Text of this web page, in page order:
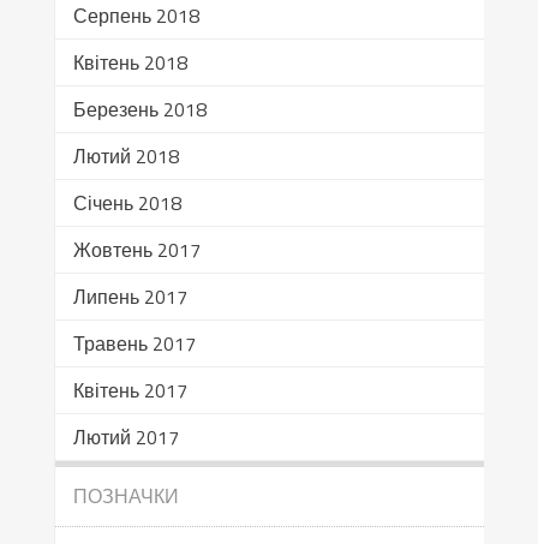
Серпень 2018
Квітень 2018
Березень 2018
Лютий 2018
Січень 2018
Жовтень 2017
Липень 2017
Травень 2017
Квітень 2017
Лютий 2017
ПОЗНАЧКИ